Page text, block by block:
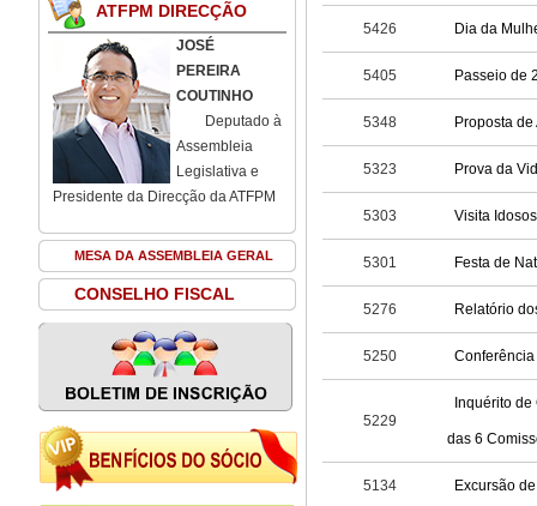
ATFPM DIRECÇÃO
JOSÉ
PEREIRA
COUTINHO
Deputado à
Assembleia
Legislativa e
Presidente da Direcção da ATFPM
MESA DA ASSEMBLEIA GERAL
CONSELHO FISCAL
5426 Dia da
5405 Passeio de
5348 Proposta
5323 Prova da
5303
5301 Festa de
5276 Relatório
5250
5229
Inquérito
das 6
5134 Excursão